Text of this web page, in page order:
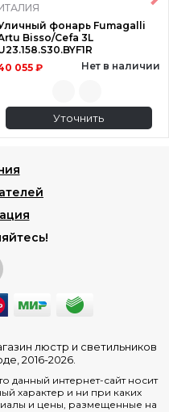
фонарь Fumagalli
Bisso/Cefa 3L
055 ₽
Нет в наличии
Уточнить
люстр и светильников
, 2016-2026.
данный интернет-сайт носит
характер и ни при каких
и цены, размещенные на